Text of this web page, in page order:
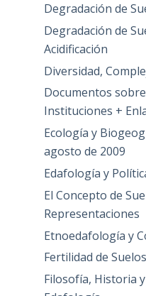
Degradación de
Degradación de
Acidificación
Diversidad,
Documentos
Instituciones +
Ecología y
agosto de 2009
Edafología y
El Concepto de
Representaciones
Etnoedafología y
Fertilidad de
Filosofía, Historia